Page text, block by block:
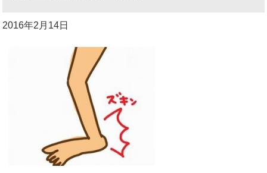
2016年2月14日